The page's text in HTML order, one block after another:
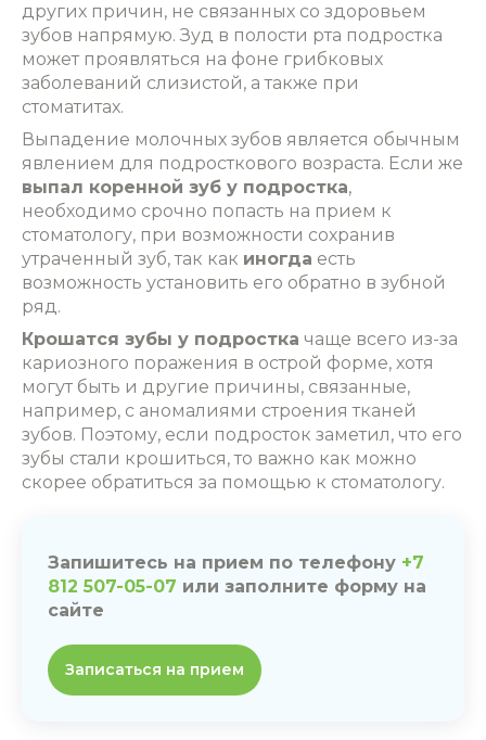
других причин, не связанных со здоровьем
зубов напрямую. Зуд в полости рта подростка
может проявляться на фоне грибковых
заболеваний слизистой, а также при
стоматитах.
Выпадение молочных зубов является обычным
явлением для подросткового возраста. Если же
выпал коренной зуб у подростка,
необходимо срочно попасть на прием к
стоматологу, при возможности сохранив
утраченный зуб, так как иногда есть
возможность установить его обратно в зубной
ряд.
Крошатся зубы у подростка чаще всего из-за
кариозного поражения в острой форме, хотя
могут быть и другие причины, связанные,
например, с аномалиями строения тканей
зубов. Поэтому, если подросток заметил, что его
зубы стали крошиться, то важно как можно
скорее обратиться за помощью к стоматологу.
Запишитесь на прием по телефону +7
812 507-05-07 или заполните форму на
сайте
Записаться на прием